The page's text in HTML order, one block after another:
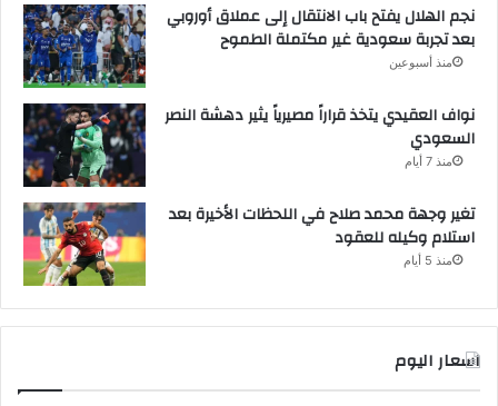
نجم الهلال يفتح باب الانتقال إلى عملاق أوروبي
بعد تجربة سعودية غير مكتملة الطموح
منذ أسبوعين
نواف العقيدي يتخذ قراراً مصيرياً يثير دهشة النصر
السعودي
منذ 7 أيام
تغير وجهة محمد صلاح في اللحظات الأخيرة بعد
استلام وكيله للعقود
منذ 5 أيام
اسعار اليوم